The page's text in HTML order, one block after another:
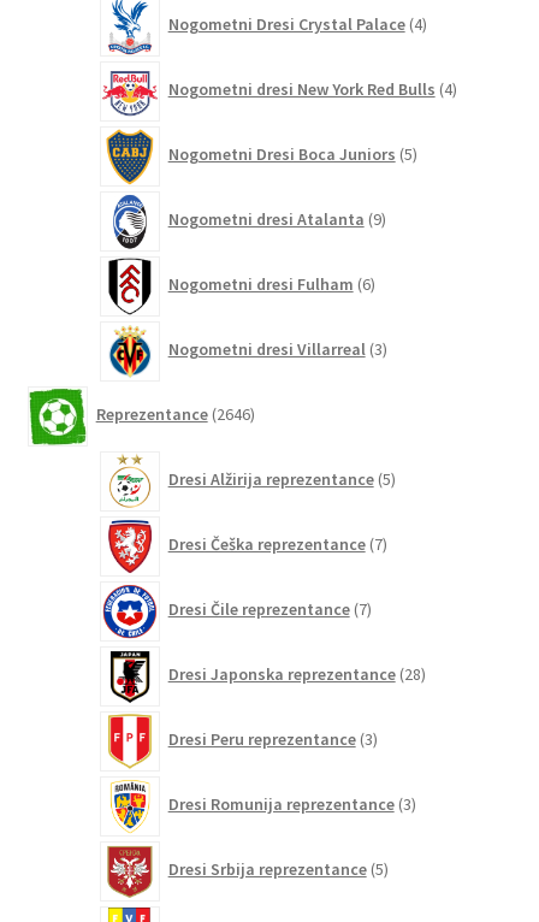
Nogometni Dresi Crystal Palace 4izdelki
Nogometni dresi New York Red Bulls 4izdelki
Nogometni Dresi Boca Juniors 5izdelkov
Nogometni dresi Atalanta 9izdelkov
Nogometni dresi Fulham 6izdelkov
Nogometni dresi Villarreal 3izdelki
Reprezentance 2646izdelkov
Dresi Alžirija reprezentance 5izdelkov
Dresi Češka reprezentance 7izdelkov
Dresi Čile reprezentance 7izdelkov
Dresi Japonska reprezentance 28izdelkov
Dresi Peru reprezentance 3izdelki
Dresi Romunija reprezentance 3izdelki
Dresi Srbija reprezentance 5izdelkov